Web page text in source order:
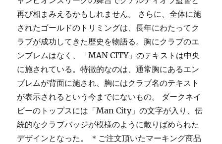
再び相まみえるかもしれません。 さらに、全体に施
されたゴールドのトリミングは、長年にわたってク
ラブが成功してきた歴史を物語る。胸にクラブのエ
ンブレムはなく、「MAN CITY」のテキストは中央
に施されている。特徴的なのは、通常胸にあるエン
ブレムが背面に施され、胸にはクラブ名のテキスト
が表示されるという今までにないもの。 ダークネイ
ビーのトップスには「Man City」の文字が入り、伝
統的なクラブバッジが模様のように散りばめられた
デザインとなった。 ＊ご注文頂いたマーキング商品